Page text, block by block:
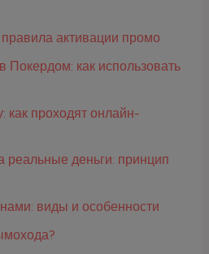
активации промо
Покердом: как использовать
проходят онлайн-
реальные деньги: принцип
виды и особенности